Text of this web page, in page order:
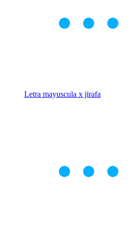
Letra mayuscula x jirafa